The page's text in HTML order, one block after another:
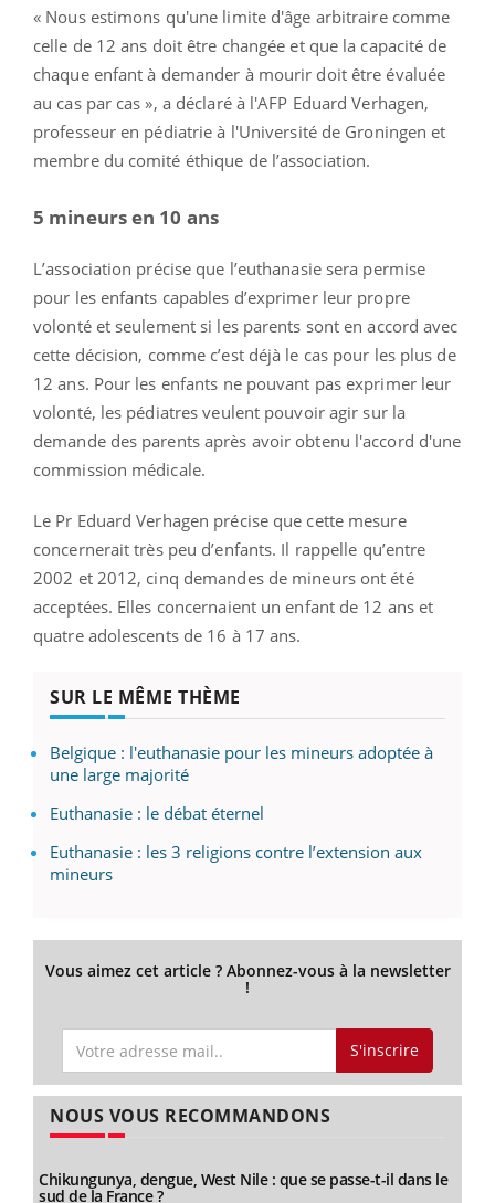
« Nous estimons qu'une limite d'âge arbitraire comme
celle de 12 ans doit être changée et que la capacité de
chaque enfant à demander à mourir doit être évaluée
au cas par cas », a déclaré à l'AFP Eduard Verhagen,
professeur en pédiatrie à l'Université de Groningen et
membre du comité éthique de l’association.
5 mineurs en 10 ans
L’association précise que l’euthanasie sera permise
pour les enfants capables d’exprimer leur propre
volonté et seulement si les parents sont en accord avec
cette décision, comme c’est déjà le cas pour les plus de
12 ans. Pour les enfants ne pouvant pas exprimer leur
volonté, les pédiatres veulent pouvoir agir sur la
demande des parents après avoir obtenu l'accord d'une
commission médicale.
Le Pr Eduard Verhagen précise que cette mesure
concernerait très peu d’enfants. Il rappelle qu’entre
2002 et 2012, cinq demandes de mineurs ont été
acceptées. Elles concernaient un enfant de 12 ans et
quatre adolescents de 16 à 17 ans.
SUR LE MÊME THÈME
Belgique : l'euthanasie pour les mineurs adoptée à
une large majorité
Euthanasie : le débat éternel
Euthanasie : les 3 religions contre l’extension aux
mineurs
Vous aimez cet article ? Abonnez-vous à la newsletter
!
S'inscrire
NOUS VOUS RECOMMANDONS
Chikungunya, dengue, West Nile : que se passe-t-il dans le
sud de la France ?